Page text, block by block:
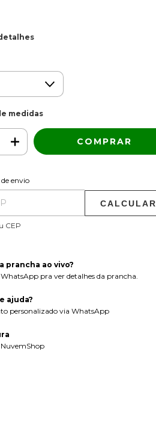
medidas
o CEP:
de envio
CALCULAR
CEP
prancha ao vivo?
pra ver detalhes da prancha.
ajuda?
personalizado via WhatsApp